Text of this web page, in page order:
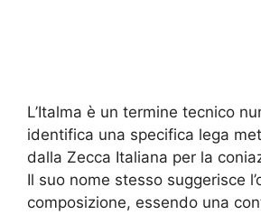
L’Italma è un termine tecnico
identifica una specifica lega
dalla Zecca Italiana per la
Il suo nome stesso suggerisce
composizione, essendo una